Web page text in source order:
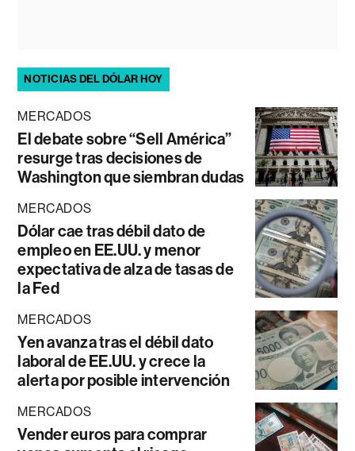
NOTICIAS DEL DÓLAR HOY
MERCADOS
El debate sobre “Sell América”
resurge tras decisiones de
Washington que siembran dudas
MERCADOS
Dólar cae tras débil dato de
empleo en EE.UU. y menor
expectativa de alza de tasas de
la Fed
MERCADOS
Yen avanza tras el débil dato
laboral de EE.UU. y crece la
alerta por posible intervención
MERCADOS
Vender euros para comprar